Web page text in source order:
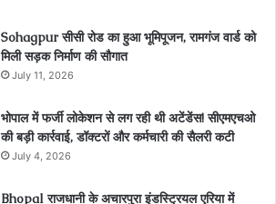
Sohagpur सीसी रोड का हुआ भूमिपूजन, रामगंज वार्ड को
मिली सड़क निर्माण की सौगात
July 11, 2026
भोपाल में फर्जी लोकेशन से लग रही थी अटेंडेंस! सीएमएचओ
की बड़ी कार्रवाई, डॉक्टरों और कर्मचारी की सैलरी कटी
July 4, 2026
Bhopal राजधानी के अचारपुरा इंडस्ट्रियल एरिया में